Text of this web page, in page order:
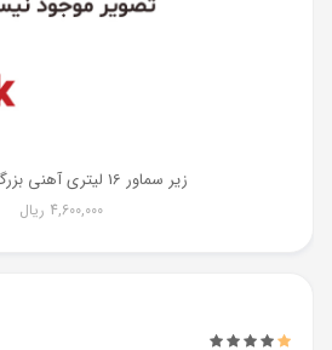
زیر سماور 16 لیتری آهنی بزرگ (هیئتی)
4,600,000 ریال